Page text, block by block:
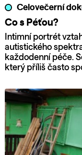
Celovečerní
Co s Péťou?
Intimní portrét
autistického
každodenní péče.
který příliš často